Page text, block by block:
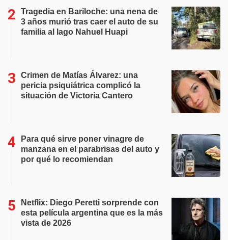
Tragedia en Bariloche: una nena de
3 años murió tras caer el auto de su
familia al lago Nahuel Huapi
Crimen de Matías Álvarez: una
pericia psiquiátrica complicó la
situación de Victoria Cantero
Para qué sirve poner vinagre de
manzana en el parabrisas del auto y
por qué lo recomiendan
Netflix: Diego Peretti sorprende con
esta película argentina que es la más
vista de 2026